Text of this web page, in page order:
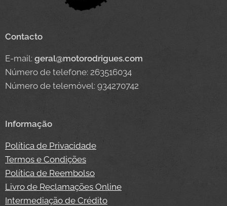
Contacto
E-mail: geral@motorodrigues.com
Número de telefone: 263516034
Número de telemóvel: 934270742
Informação
Política de Privacidade
Termos e Condições
Política de Reembolso
Livro de Reclamações Online
Intermediação de Crédito